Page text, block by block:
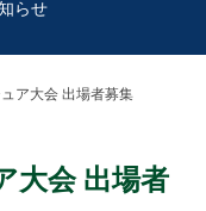
らせ
ア大会 出場者募集
大会 出場者